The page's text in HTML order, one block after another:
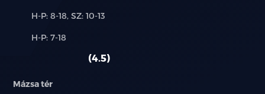
Új-
használt
H-P: 8-18, SZ: 10-13
Alkatrész,
H-P: 7-18
4.5
Mázsa tér